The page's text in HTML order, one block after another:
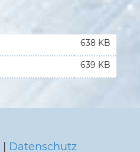
638 KB
639 KB
Datenschutz